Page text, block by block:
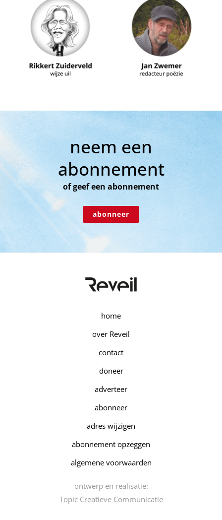
neem een
abonnement
of geef een abonnement
abonneer
home
over Reveil
contact
doneer
adverteer
abonneer
adres wijzigen
abonnement opzeggen
algemene voorwaarden
ontwerp en realisatie:
Topic Creatieve Communicatie